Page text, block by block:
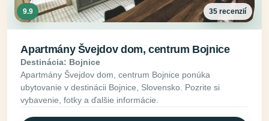
9.9 35 recenzií
Apartmány Švejdov dom, centrum Bojnice
Destinácia: Bojnice
Apartmány Švejdov dom, centrum Bojnice ponúka
ubytovanie v destinácii Bojnice, Slovensko. Pozrite si
vybavenie, fotky a ďalšie informácie.